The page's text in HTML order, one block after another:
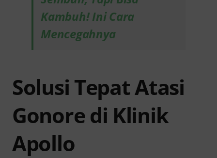
Kambuh! Ini Cara
Mencegahnya
Solusi Tepat Atasi
Gonore di Klinik
Apollo